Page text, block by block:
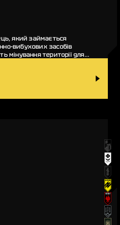
який займається
вибухових засобів
мінування території для